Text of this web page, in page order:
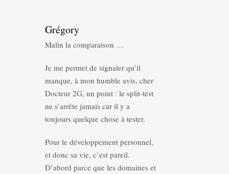
Grégory
Malin la comparaison …
Je me permet de signaler qu’il
manque, à mon humble avis, cher
Docteur 2G, un point : le split-test
ne s’arrête jamais car il y a
toujours quelque chose à tester.
Pour le développement personnel,
et donc sa vie, c’est pareil.
D’abord parce que les domaines et